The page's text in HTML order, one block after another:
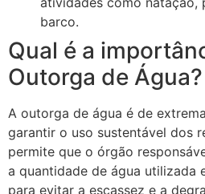
barco.
Qual é a
Outorga de Água?
A outorga de água é de
garantir o uso sustentável dos
permite que o órgão
a quantidade de água utilizada
para evitar a escassez e a